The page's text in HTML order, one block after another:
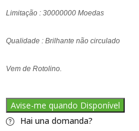
Limitação : 30000000 Moedas
Qualidade : Brilhante não circulado
Vem de Rotolino.
Avise-me quando Disponível
Hai una domanda?